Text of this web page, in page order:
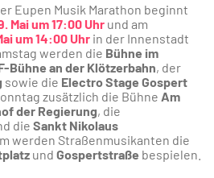
Eupen Musik Marathon beginnt
Mai um 17:00 Uhr und am
um 14:00 Uhr in der Innenstadt
werden die Bühne im
Bühne an der Klötzerbahn, der
sowie die Electro Stage Gospert
zusätzlich die Bühne Am
der Regierung, die
die Sankt Nikolaus
werden Straßenmusikanten die
und Gospertstraße bespielen.